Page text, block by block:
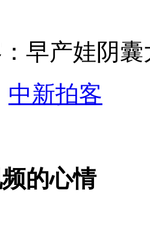
年狂赚3000亿
早产娃阴
中新拍客
的心情